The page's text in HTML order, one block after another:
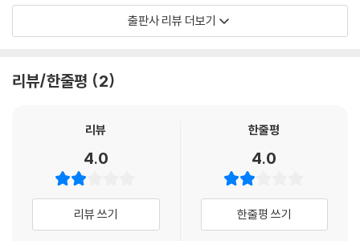
장할 만한 소설을 추려 50권의 시리즈로 엮었다. 작품은 청소년의 삶과 문
학에 지침이 되는, 세계인이 꼭 읽어야 할 대문호의 대표작을 위주로 엄선
하루 만에 손쉽게 탐독하는 세계 명작
갖춘 성인들도 읽기에 부담스러운 작품이 많다. 이 시리즈는 원작이 지닌
읽을 수 있는 분량으로 조정하고, 현대적이고 쉬운 어휘로 가다듬었다. 이
는 청소년들이 완역본을 읽기 전에 작품의 전체적인 흐름과 메시지를 파악
하는 데 도움을 줄 것이다.
출판사 리뷰 더보기
리뷰/한줄평 2
리뷰
4.0
리뷰 쓰기
한줄평
4.0
한줄평 쓰기